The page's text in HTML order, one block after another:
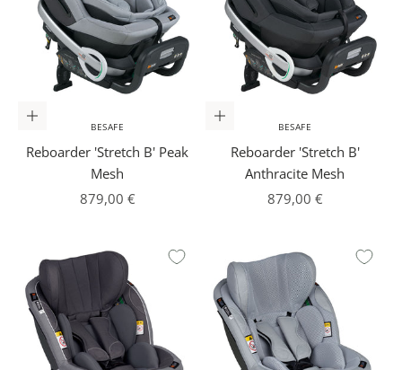
In den Warenkorb
BESAFE
Reboarder 'Stretch B' Peak
Mesh
Angebot
879,00 €
In den Warenkorb
BESAFE
Reboarder 'Stretch B'
Anthracite Mesh
Angebot
879,00 €